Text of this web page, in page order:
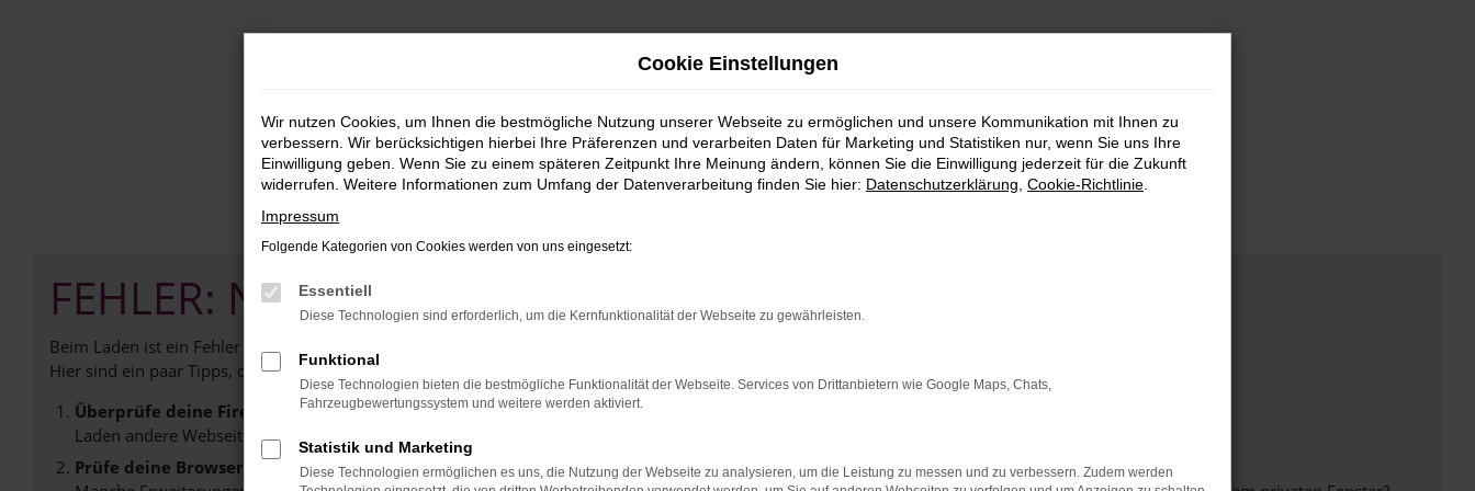
FEHLER: NETWORK ERROR
Beim Laden ist ein Fehler aufgetreten.
Hier sind ein paar Tipps, die dir helfen können:
Überprüfe deine Firewall und deine Internetverbindung.
Laden andere Webseiten, zum Beispiel deine Suchmaschine?
Prüfe deine Browsererweiterungen.
Cookie Einstellungen
Wir nutzen Cookies, um Ihnen die bestmögliche Nutzung unserer Webseite zu ermöglichen und unsere Kommunikation mit Ihnen zu
verbessern. Wir berücksichtigen hierbei Ihre Präferenzen und verarbeiten Daten für Marketing und Statistiken nur, wenn Sie uns Ihre
Einwilligung geben. Wenn Sie zu einem späteren Zeitpunkt Ihre Meinung ändern, können Sie die Einwilligung jederzeit für die Zukunft
widerrufen. Weitere Informationen zum Umfang der Datenverarbeitung finden Sie hier: Datenschutzerklärung Cookie-Richtlinie
Impressum
Folgende Kategorien von Cookies werden von uns eingesetzt:
Essentiell
Diese Technologien sind erforderlich, um die Kernfunktionalität der Webseite zu gewährleisten.
Funktional
Diese Technologien bieten die bestmögliche Funktionalität der Webseite. Services von Drittanbietern wie Google Maps, Chats,
Fahrzeugbewertungssystem und weitere werden aktiviert.
Statistik und Marketing
Diese Technologien ermöglichen es uns, die Nutzung der Webseite zu analysieren, um die Leistung zu messen und zu verbessern. Zudem werden